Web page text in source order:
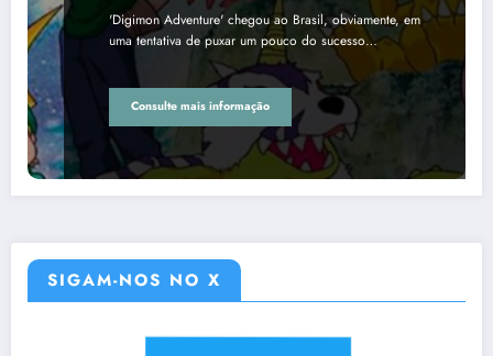
'Digimon Adventure' chegou ao Brasil, obviamente, em
uma tentativa de puxar um pouco do sucesso…
Consulte mais informação
SIGAM-NOS NO X